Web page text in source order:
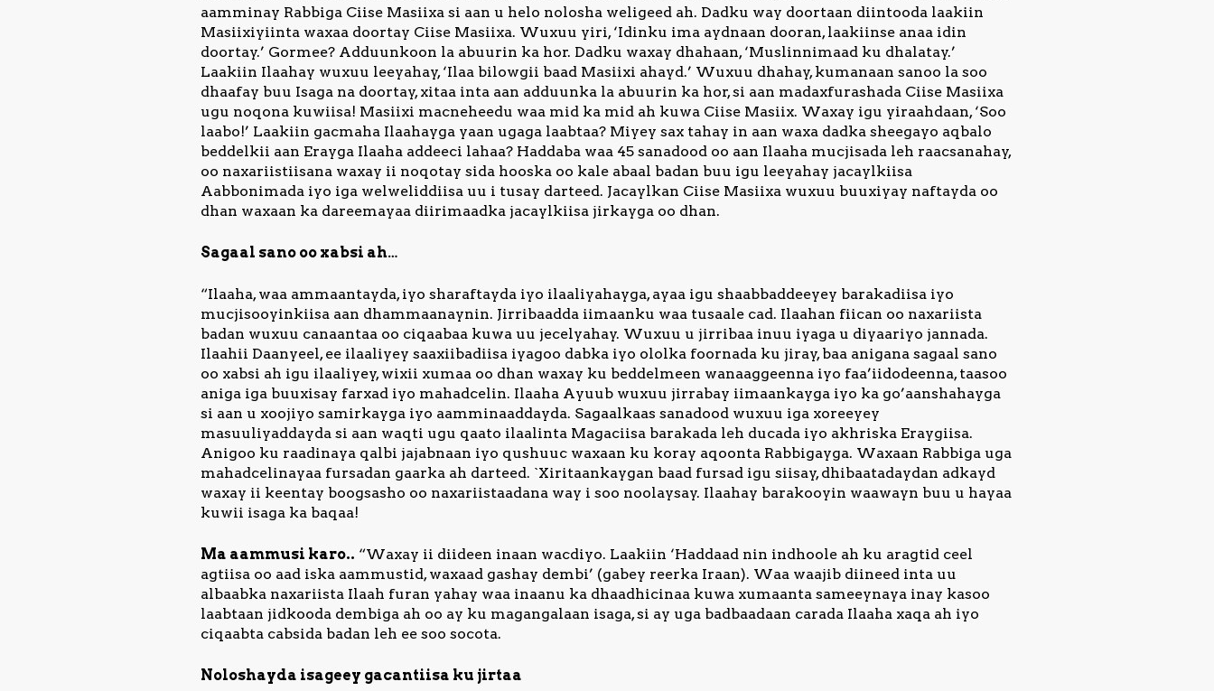
aamminay Rabbiga Ciise Masiixa si aan u helo nolosha weligeed ah. Dadku way doortaan diintooda laakiin
Masiixiyiinta waxaa doortay Ciise Masiixa. Wuxuu yiri, ‘Idinku ima aydnaan dooran, laakiinse anaa idin
doortay.’ Gormee? Adduunkoon la abuurin ka hor. Dadku waxay dhahaan, ‘Muslinnimaad ku dhalatay.’
Laakiin Ilaahay wuxuu leeyahay, ‘Ilaa bilowgii baad Masiixi ahayd.’ Wuxuu dhahay, kumanaan sanoo la soo
dhaafay buu Isaga na doortay, xitaa inta aan adduunka la abuurin ka hor, si aan madaxfurashada Ciise Masiixa
ugu noqona kuwiisa! Masiixi macneheedu waa mid ka mid ah kuwa Ciise Masiix. Waxay igu yiraahdaan, ‘Soo
laabo!’ Laakiin gacmaha Ilaahayga yaan ugaga laabtaa? Miyey sax tahay in aan waxa dadka sheegayo aqbalo
beddelkii aan Erayga Ilaaha addeeci lahaa? Haddaba waa 45 sanadood oo aan Ilaaha mucjisada leh raacsanahay,
oo naxariistiisana waxay ii noqotay sida hooska oo kale abaal badan buu igu leeyahay jacaylkiisa
Aabbonimada iyo iga welweliddiisa uu i tusay darteed. Jacaylkan Ciise Masiixa wuxuu buuxiyay naftayda oo
dhan waxaan ka dareemayaa diirimaadka jacaylkiisa jirkayga oo dhan.
Sagaal sano oo xabsi ah…
“Ilaaha, waa ammaantayda, iyo sharaftayda iyo ilaaliyahayga, ayaa igu shaabbaddeeyey barakadiisa iyo
mucjisooyinkiisa aan dhammaanaynin. Jirribaadda iimaanku waa tusaale cad. Ilaahan fiican oo naxariista
badan wuxuu canaantaa oo ciqaabaa kuwa uu jecelyahay. Wuxuu u jirribaa inuu iyaga u diyaariyo jannada.
Ilaahii Daanyeel, ee ilaaliyey saaxiibadiisa iyagoo dabka iyo ololka foornada ku jiray, baa anigana sagaal sano
oo xabsi ah igu ilaaliyey, wixii xumaa oo dhan waxay ku beddelmeen wanaaggeenna iyo faa’iidodeenna, taasoo
aniga iga buuxisay farxad iyo mahadcelin. Ilaaha Ayuub wuxuu jirrabay iimaankayga iyo ka go’aanshahayga
si aan u xoojiyo samirkayga iyo aamminaaddayda. Sagaalkaas sanadood wuxuu iga xoreeyey
masuuliyaddayda si aan waqti ugu qaato ilaalinta Magaciisa barakada leh ducada iyo akhriska Eraygiisa.
Anigoo ku raadinaya qalbi jajabnaan iyo qushuuc waxaan ku koray aqoonta Rabbigayga. Waxaan Rabbiga uga
mahadcelinayaa fursadan gaarka ah darteed. `Xiritaankaygan baad fursad igu siisay, dhibaatadaydan adkayd
waxay ii keentay boogsasho oo naxariistaadana way i soo noolaysay. Ilaahay barakooyin waawayn buu u hayaa
kuwii isaga ka baqaa!
Ma aammusi karo.. “Waxay ii diideen inaan wacdiyo. Laakiin ‘Haddaad nin indhoole ah ku aragtid ceel
agtiisa oo aad iska aammustid, waxaad gashay dembi’ (gabey reerka Iraan). Waa waajib diineed inta uu
albaabka naxariista Ilaah furan yahay waa inaanu ka dhaadhicinaa kuwa xumaanta sameeynaya inay kasoo
laabtaan jidkooda dembiga ah oo ay ku magangalaan isaga, si ay uga badbaadaan carada Ilaaha xaqa ah iyo
ciqaabta cabsida badan leh ee soo socota.
Noloshayda isageey gacantiisa ku jirtaa